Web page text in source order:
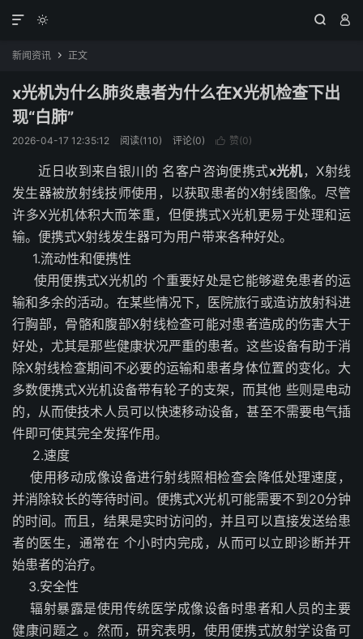
  

新闻资讯  正文
x光机为什么肺炎患者为什么在X光机检查下出
现“白肺”
2026-04-17 12:35:12 阅读(110) 评论(0)  赞(0)
近日收到来自银川的 名客户咨询便携式x光机，X射线
发生器被放射线技师使用，以获取患者的X射线图像。尽管
许多X光机体积大而笨重，但便携式X光机更易于处理和运
输。便携式X射线发生器可为用户带来各种好处。
1.流动性和便携性
使用便携式X光机的 个重要好处是它能够避免患者的运
输和多余的活动。在某些情况下，医院旅行或造访放射科进
行胸部，骨骼和腹部X射线检查可能对患者造成的伤害大于
好处，尤其是那些健康状况严重的患者。这些设备有助于消
除X射线检查期间不必要的运输和患者身体位置的变化。大
多数便携式X光机设备带有轮子的支架，而其他 些则是电动
的，从而使技术人员可以快速移动设备，甚至不需要电气插
件即可使其完全发挥作用。
2.速度
使用移动成像设备进行射线照相检查会降低处理速度，
并消除较长的等待时间。便携式X光机可能需要不到20分钟
的时间。而且，结果是实时访问的，并且可以直接发送给患
者的医生，通常在 个小时内完成，从而可以立即诊断并开
始患者的治疗。
3.安全性
辐射暴露是使用传统医学成像设备时患者和人员的主要
健康问题之 。然而，研究表明，使用便携式放射学设备可